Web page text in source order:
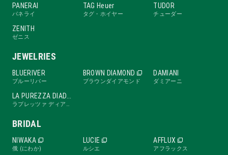
PANERAI
パネライ
TAG Heuer
タグ・ホイヤー
TUDOR
チューダー
ZENITH
ゼニス
JEWELRIES
BLUERIVER
ブルーリバー
BROWN DIAMOND
ブラウンダイアモンド
DAMIANI
ダミアーニ
LA PUREZZA DIADE
ラプレッツァ ディアーデ
BRIDAL
NIWAKA
俄 (にわか)
LUCIE
ルシエ
AFFLUX
アフラックス